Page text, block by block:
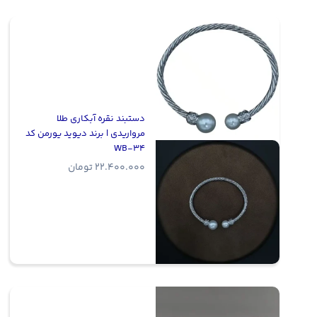
دستبند نقره آبکاری طلا
مرواریدی | برند دیوید یورمن کد
WB-34
22.400.000 تومان